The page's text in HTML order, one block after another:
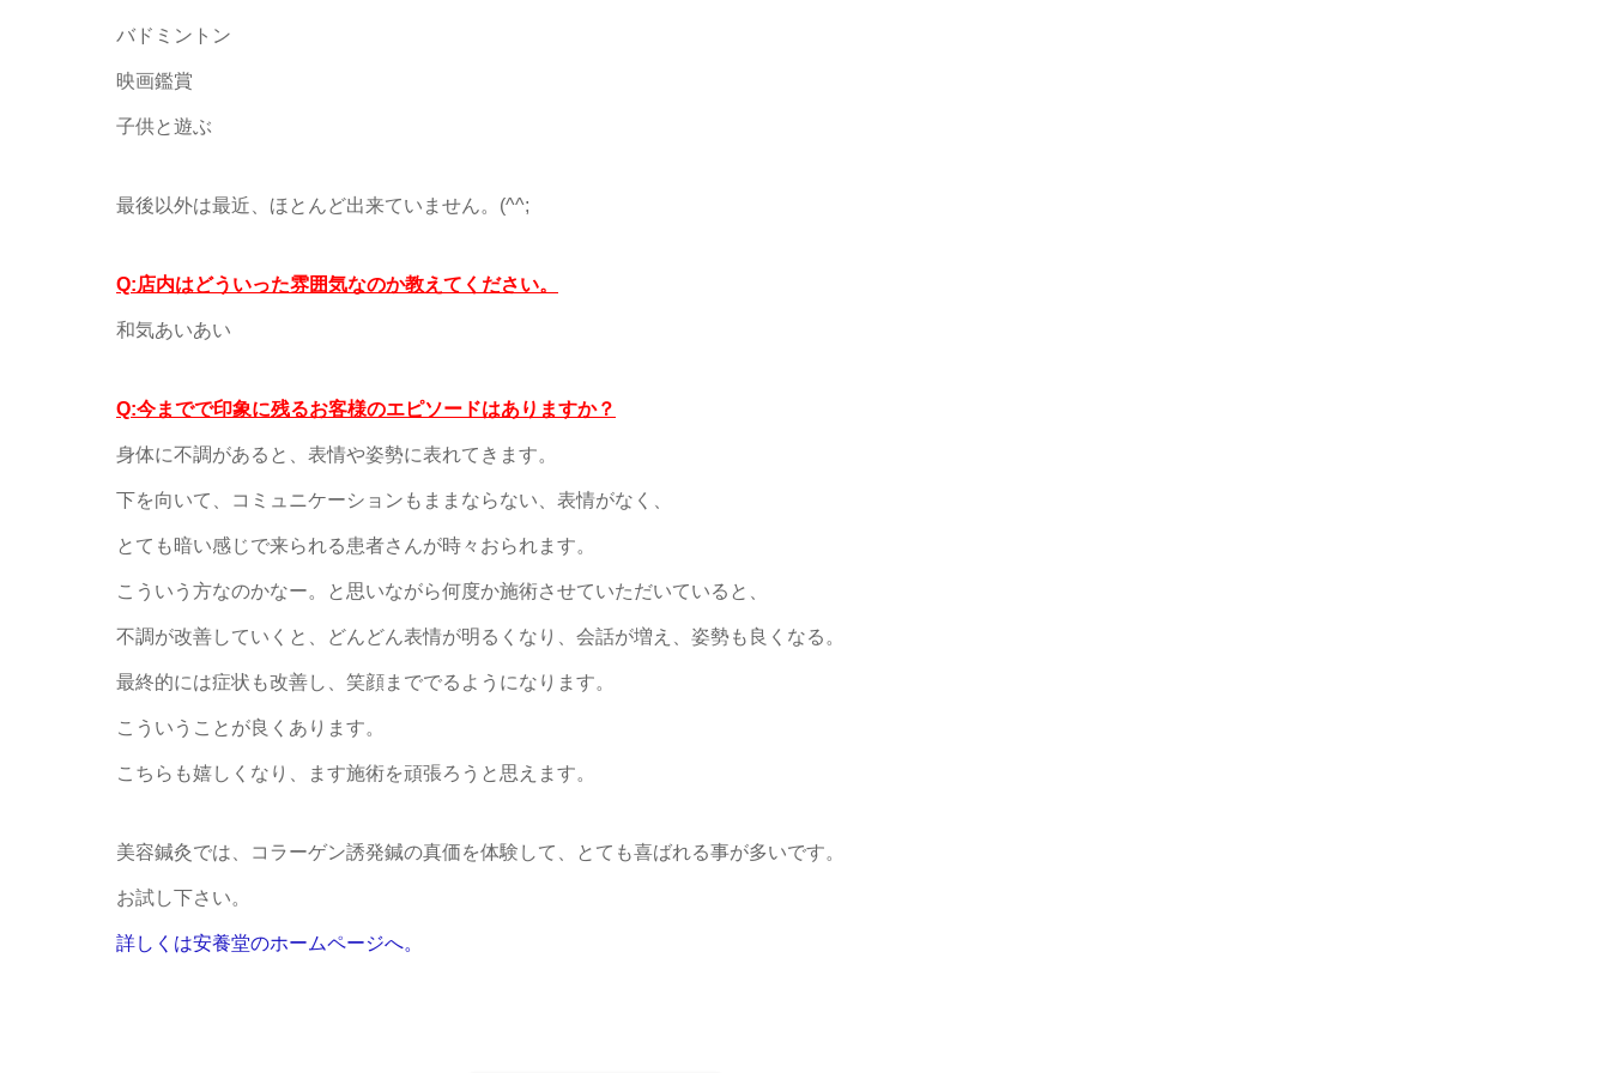
バドミントン
映画鑑賞
子供と遊ぶ
最後以外は最近、ほとんど出来ていません。(^^;
Q:店内はどういった雰囲気なのか教えてください。
和気あいあい
Q:今までで印象に残るお客様のエピソードはありますか？
身体に不調があると、表情や姿勢に表れてきます。
下を向いて、コミュニケーションもままならない、表情がなく、
とても暗い感じで来られる患者さんが時々おられます。
こういう方なのかなー。と思いながら何度か施術させていただいていると、
不調が改善していくと、どんどん表情が明るくなり、会話が増え、姿勢も良くなる。
最終的には症状も改善し、笑顔まででるようになります。
こういうことが良くあります。
こちらも嬉しくなり、ます施術を頑張ろうと思えます。
美容鍼灸では、コラーゲン誘発鍼の真価を体験して、とても喜ばれる事が多いです。
お試し下さい。
詳しくは安養堂のホームページへ。